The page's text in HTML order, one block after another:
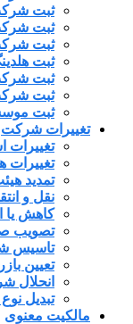
ثبت
ثبت
ثبت
ثبت
ثبت
ثبت
ثبت
تغییرات شرکت
تغییرات
تغییرات
تمدید
نقل و
کاهش یا
تصویب
تاسیس
تعیین
انحلال
تبدیل
مالکیت معنوی